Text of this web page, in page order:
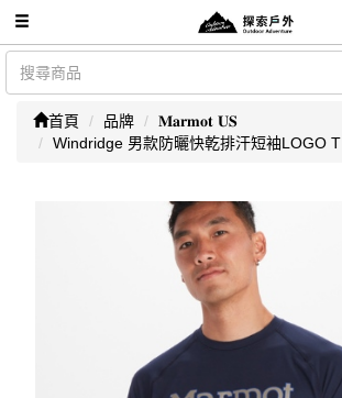
首頁 品牌
𝐌𝐚𝐫𝐦𝐨𝐭 𝐔𝐒
Windridge 男款防曬快乾排汗短袖LOGO T